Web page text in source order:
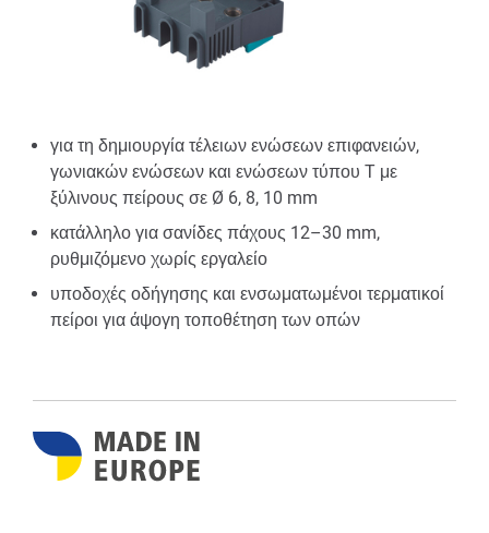
για τη δημιουργία τέλειων ενώσεων επιφανειών,
γωνιακών ενώσεων και ενώσεων τύπου T με
ξύλινους πείρους σε Ø 6, 8, 10 mm
κατάλληλο για σανίδες πάχους 12–30 mm,
ρυθμιζόμενο χωρίς εργαλείο
υποδοχές οδήγησης και ενσωματωμένοι τερματικοί
πείροι για άψογη τοποθέτηση των οπών